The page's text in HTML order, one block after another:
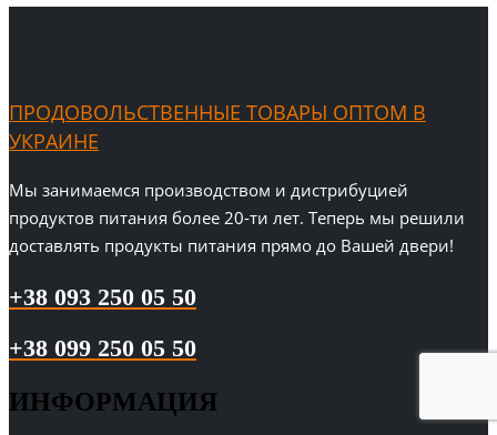
ПРОДОВОЛЬСТВЕННЫЕ ТОВАРЫ ОПТОМ В
УКРАИНЕ
Мы занимаемся производством и дистрибуцией
продуктов питания более 20-ти лет. Теперь мы решили
доставлять продукты питания прямо до Вашей двери!
+38 093 250 05 50
+38 099 250 05 50
ИНФОРМАЦИЯ